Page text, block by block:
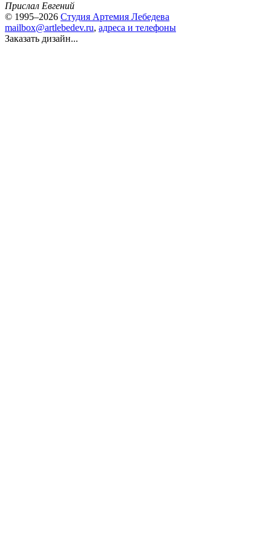
Прислал Евгений
© 1995–2026 Студия Артемия Лебедева
mailbox@artlebedev.ru, адреса и телефоны
Заказать дизайн...